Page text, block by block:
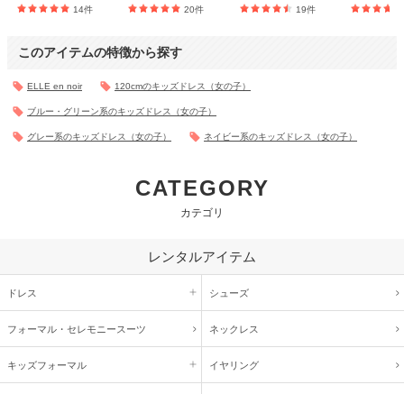
ですが、問題なく着れました。
【一緒に注文した商品】
Callarus
サイズ : ぴったり
使用シーン :
【一緒に注文した商品】
14件 20件 19件
このアイテムの特徴から探す
ELLE en noir 120cmのキッズドレス（女の子）
ブルー・グリーン系のキッズドレス（女の子）
グレー系のキッズドレス（女の子） ネイビー系のキッズドレス（女の子）
CATEGORY
カテゴリ
レンタルアイテム
ドレス シューズ
フォーマル・ セレモニースーツ ネックレス
キッズフォーマル イヤリング